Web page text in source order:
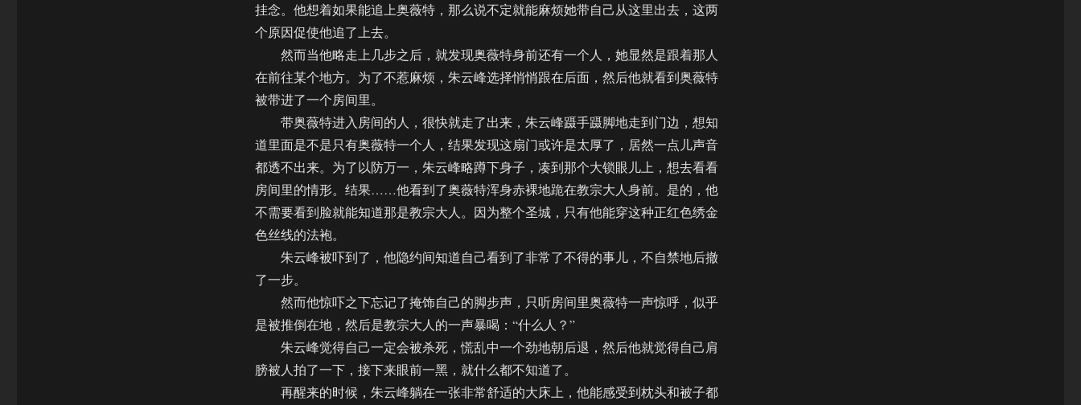
挂念。他想着如果能追上奥薇特，那么说不定就能麻烦她带自己从这里出去，这两
个原因促使他追了上去。
然而当他略走上几步之后，就发现奥薇特身前还有一个人，她显然是跟着那人
在前往某个地方。为了不惹麻烦，朱云峰选择悄悄跟在后面，然后他就看到奥薇特
被带进了一个房间里。
带奥薇特进入房间的人，很快就走了出来，朱云峰蹑手蹑脚地走到门边，想知
道里面是不是只有奥薇特一个人，结果发现这扇门或许是太厚了，居然一点儿声音
都透不出来。为了以防万一，朱云峰略蹲下身子，凑到那个大锁眼儿上，想去看看
房间里的情形。结果……他看到了奥薇特浑身赤裸地跪在教宗大人身前。是的，他
不需要看到脸就能知道那是教宗大人。因为整个圣城，只有他能穿这种正红色绣金
色丝线的法袍。
朱云峰被吓到了，他隐约间知道自己看到了非常了不得的事儿，不自禁地后撤
了一步。
然而他惊吓之下忘记了掩饰自己的脚步声，只听房间里奥薇特一声惊呼，似乎
是被推倒在地，然后是教宗大人的一声暴喝：“什么人？”
朱云峰觉得自己一定会被杀死，慌乱中一个劲地朝后退，然后他就觉得自己肩
膀被人拍了一下，接下来眼前一黑，就什么都不知道了。
再醒来的时候，朱云峰躺在一张非常舒适的大床上，他能感受到枕头和被子都